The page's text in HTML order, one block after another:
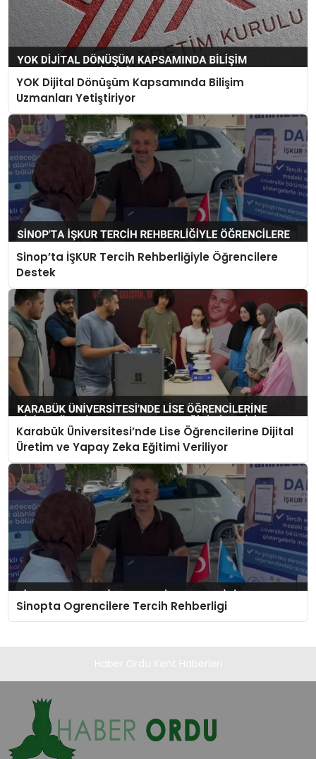
YOK Dijital Dönüşüm Kapsamında Bilişim
Uzmanları Yetiştiriyor
Sinop’ta İŞKUR Tercih Rehberliğiyle Öğrencilere
Destek
Karabük Üniversitesi’nde Lise Öğrencilerine Dijital
Üretim ve Yapay Zeka Eğitimi Veriliyor
Sinopta Ogrencilere Tercih Rehberligi